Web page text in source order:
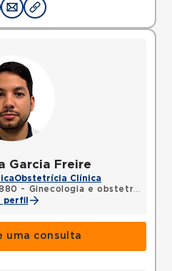
Garcia Freire
Obstetrícia Clínica
- Ginecologia e obstetrícia
perfil
uma consulta